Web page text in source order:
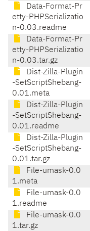
Data-Format-Pr
etty-PHPSerializatio
n-0.03.readme
Data-Format-Pr
etty-PHPSerializatio
n-0.03.tar.gz
Dist-Zilla-Plugin
-SetScriptShebang-
0.01.meta
Dist-Zilla-Plugin
-SetScriptShebang-
0.01.readme
Dist-Zilla-Plugin
-SetScriptShebang-
0.01.tar.gz
File-umask-0.0
1.meta
File-umask-0.0
1.readme
File-umask-0.0
1.tar.gz